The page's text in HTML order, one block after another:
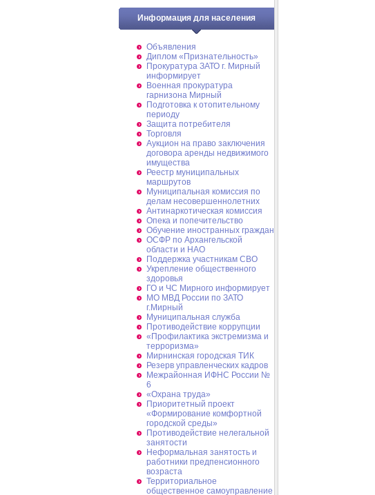
Информация для населения
Объявления
Диплом «Признательность»
Прокуратура ЗАТО г. Мирный
информирует
Военная прокуратура
гарнизона Мирный
Подготовка к отопительному
периоду
Защита потребителя
Торговля
Аукцион на право заключения
договора аренды недвижимого
имущества
Реестр муниципальных
маршрутов
Муниципальная комиссия по
делам несовершеннолетних
Антинаркотическая комиссия
Опека и попечительство
Обучение иностранных граждан
ОСФР по Архангельской
области и НАО
Поддержка участникам СВО
Укрепление общественного
здоровья
ГО и ЧС Мирного информирует
МО МВД России по ЗАТО
г.Мирный
Муниципальная cлужба
Противодействие коррупции
«Профилактика экстремизма и
терроризма»
Мирнинская городская ТИК
Резерв управленческих кадров
Межрайонная ИФНС России №
6
«Охрана труда»
Приоритетный проект
«Формирование комфортной
городской среды»
Противодействие нелегальной
занятости
Неформальная занятость и
работники предпенсионного
возраста
Территориальное
общественное самоуправление